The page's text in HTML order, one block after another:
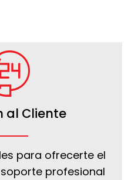
al Cliente
para ofrecerte el
profesional